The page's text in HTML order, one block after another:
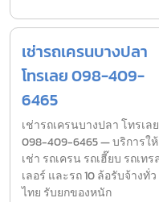
เช่ารถเครนบางปลา
โทรเลย 098-409-
6465
เช่ารถเครนบางปลา โทรเลย
098-409-6465 — บริการให้
เช่า รถเครน รถเฮี๊ยบ รถเทร
เลอร์ และรถ 10 ล้อรับจ้างทั่ว
ไทย รับยกของหนัก